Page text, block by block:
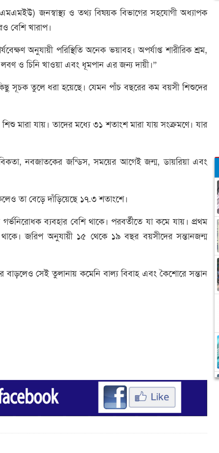
জনস্বাস্থ্য ও তথ্য বিষয়ক বিভাগের সহযোগী অধ্যাপক
বেশি খারাপ।
অনুযায়ী পরিস্থিতি অনেক ভয়াবহ। অপর্যাপ্ত শারীরিক শ্রম,
লবণ ও চিনি খাওয়া এবং ধূমপান এর জন্য দায়ী।”
সূচক তুলে ধরা হয়েছে। যেমন পাঁচ বছরের কম বয়সী শিশুদের
মারা যায়। তাদের মধ্যে ৩১ শতাংশ মারা যায় সংক্রমণে। যার
নবজাতকের জন্ডিস, সময়ের আগেই জন্ম, ডায়রিয়া এবং
তা বেড়ে দাঁড়িয়েছে ১৭.৩ শতাংশে।
ব্যবহার বেশি থাকে। পরবর্তীতে যা কমে যায়। প্রথম
জরিপ অনুযায়ী ১৫ থেকে ১৯ বছর বয়সীদের সন্তানজন্ম
বাড়লেও সেই তুলানায় কমেনি বাল্য বিবাহ এবং কৈশোরে সন্তান